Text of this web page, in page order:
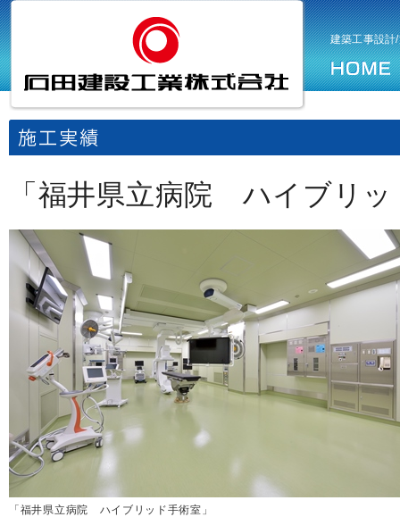
石
田
建
設
工
業
株
式
社
建築工事設計
HOME
施
工
実
績
会
社
案
内
ア
ク
セ
ス
「福井県立病院 ハイブリ
「福井県立病院 ハイブリッド手術室」
石
田
建
設
工
業
株
式
社